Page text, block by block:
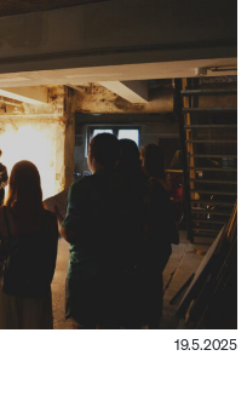
19.5.2025